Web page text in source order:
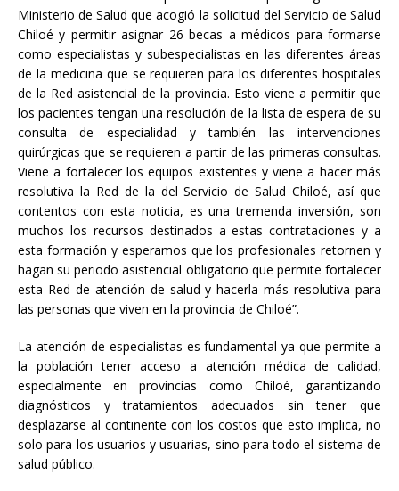
Ministerio de Salud que acogió la solicitud del Servicio de Salud
Chiloé y permitir asignar 26 becas a médicos para formarse
como especialistas y subespecialistas en las diferentes áreas
de la medicina que se requieren para los diferentes hospitales
de la Red asistencial de la provincia. Esto viene a permitir que
los pacientes tengan una resolución de la lista de espera de su
consulta de especialidad y también las intervenciones
quirúrgicas que se requieren a partir de las primeras consultas.
Viene a fortalecer los equipos existentes y viene a hacer más
resolutiva la Red de la del Servicio de Salud Chiloé, así que
contentos con esta noticia, es una tremenda inversión, son
muchos los recursos destinados a estas contrataciones y a
esta formación y esperamos que los profesionales retornen y
hagan su periodo asistencial obligatorio que permite fortalecer
esta Red de atención de salud y hacerla más resolutiva para
las personas que viven en la provincia de Chiloé”.
La atención de especialistas es fundamental ya que permite a
la población tener acceso a atención médica de calidad,
especialmente en provincias como Chiloé, garantizando
diagnósticos y tratamientos adecuados sin tener que
desplazarse al continente con los costos que esto implica, no
solo para los usuarios y usuarias, sino para todo el sistema de
salud público.